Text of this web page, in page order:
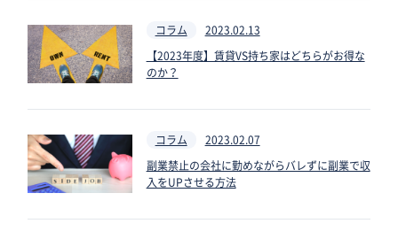
コラム 2023.02.13
【2023年度】賃貸VS持ち家はどちらがお得な
のか？
コラム 2023.02.07
副業禁止の会社に勤めながらバレずに副業で収
入をUPさせる方法